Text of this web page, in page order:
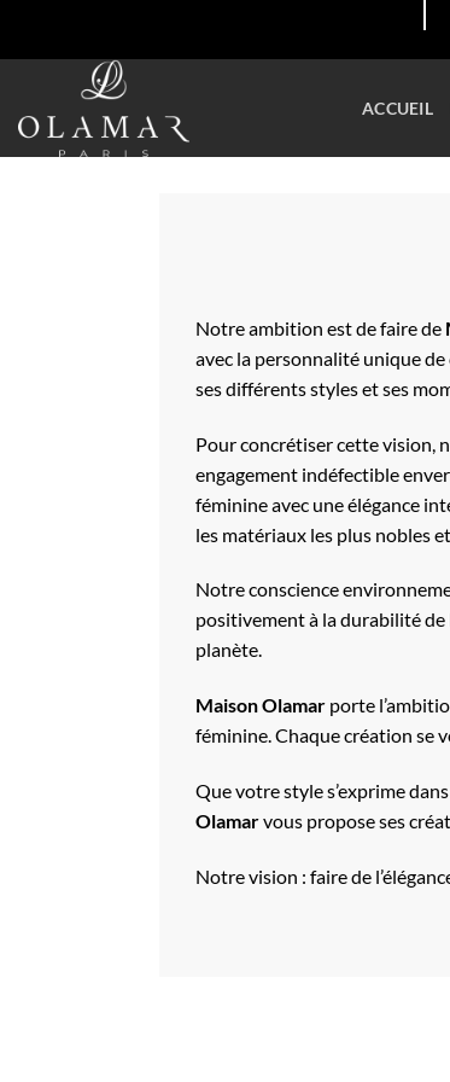
ACCUEIL
Notre ambition est de faire de
avec la personnalité unique
ses différents styles et ses
Pour concrétiser cette vision,
engagement indéfectible
féminine avec une élégance
les matériaux les plus nobles
Notre conscience
positivement à la durabilité de
planète.
Maison Olamar porte
féminine. Chaque création se
Que votre style s’exprime
Olamarvous propose ses
Notre vision : faire de